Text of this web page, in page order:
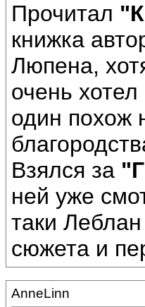
Прочитал
книжка
Люпена,
очень
один похож
Взялся за
ней уже
таки
сюжета и
AnneLinn